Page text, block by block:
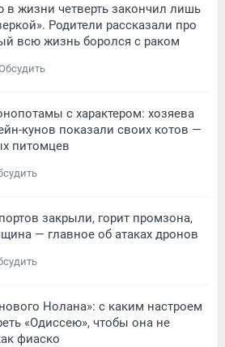
жизни четверть закончил лишь
Родители рассказали про
всю жизнь боролся с раком
с характером: хозяева
кунов показали своих котов —
питомцев
закрыли, горит промзона,
— главное об атаках дронов
Нолана»: с каким настроем
«Одиссею», чтобы она не
фиаско